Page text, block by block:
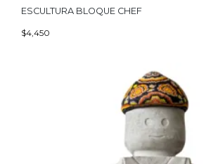
ESCULTURA BLOQUE CHEF
$4,450